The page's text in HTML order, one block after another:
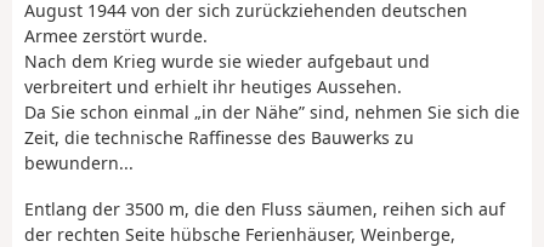
August 1944 von der sich zurückziehenden deutschen
Armee zerstört wurde.
Nach dem Krieg wurde sie wieder aufgebaut und
verbreitert und erhielt ihr heutiges Aussehen.
Da Sie schon einmal „in der Nähe” sind, nehmen Sie sich die
Zeit, die technische Raffinesse des Bauwerks zu
bewundern...
Entlang der 3500 m, die den Fluss säumen, reihen sich auf
der rechten Seite hübsche Ferienhäuser, Weinberge,